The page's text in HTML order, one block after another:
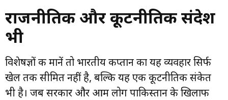
राजनीतिक और कूटनीतिक संदेश
भी
विशेषज्ञों की मानें तो भारतीय कप्तान का यह व्यवहार सिर्फ
खेल तक सीमित नहीं है, बल्कि यह एक कूटनीतिक संकेत
भी है। जब सरकार और आम लोग पाकिस्तान के खिलाफ